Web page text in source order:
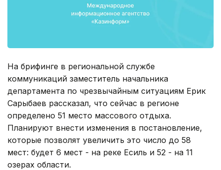
На брифинге в региональной службе
коммуникаций заместитель начальника
департамента по чрезвычайным ситуациям Ерик
Сарыбаев рассказал, что сейчас в регионе
определено 51 место массового отдыха.
Планируют внести изменения в постановление,
которые позволят увеличить это число до 58
мест: будет 6 мест - на реке Есиль и 52 - на 11
озерах области.